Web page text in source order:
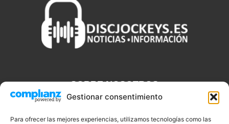
Gestionar consentimiento
Para ofrecer las mejores experiencias, utilizamos tecnologías como las
SOBRE NOSOTROS
que necesitas saber sobre noticias, novedades, tecnologías y